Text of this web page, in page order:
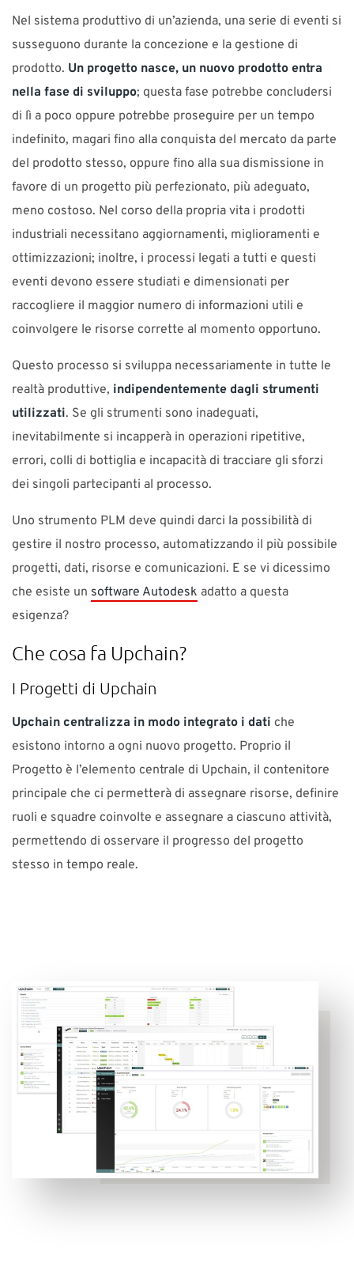
Nel sistema produttivo di un’azienda, una serie di eventi si
susseguono durante la concezione e la gestione di
prodotto. Un progetto nasce, un nuovo prodotto entra
nella fase di sviluppo; questa fase potrebbe concludersi
di lì a poco oppure potrebbe proseguire per un tempo
indefinito, magari fino alla conquista del mercato da parte
del prodotto stesso, oppure fino alla sua dismissione in
favore di un progetto più perfezionato, più adeguato,
meno costoso. Nel corso della propria vita i prodotti
industriali necessitano aggiornamenti, miglioramenti e
ottimizzazioni; inoltre, i processi legati a tutti e questi
eventi devono essere studiati e dimensionati per
raccogliere il maggior numero di informazioni utili e
coinvolgere le risorse corrette al momento opportuno.
Questo processo si sviluppa necessariamente in tutte le
realtà produttive, indipendentemente dagli strumenti
utilizzati. Se gli strumenti sono inadeguati,
inevitabilmente si incapperà in operazioni ripetitive,
errori, colli di bottiglia e incapacità di tracciare gli sforzi
dei singoli partecipanti al processo.
Uno strumento PLM deve quindi darci la possibilità di
gestire il nostro processo, automatizzando il più possibile
progetti, dati, risorse e comunicazioni. E se vi dicessimo
che esiste un software Autodesk adatto a questa
esigenza?
Che cosa fa Upchain?
I Progetti di Upchain
Upchain centralizza in modo integrato i dati che
esistono intorno a ogni nuovo progetto. Proprio il
Progetto è l’elemento centrale di Upchain, il contenitore
principale che ci permetterà di assegnare risorse, definire
ruoli e squadre coinvolte e assegnare a ciascuno attività,
permettendo di osservare il progresso del progetto
stesso in tempo reale.